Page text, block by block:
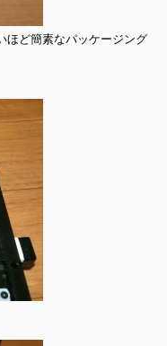
ほど簡素なパッケージング